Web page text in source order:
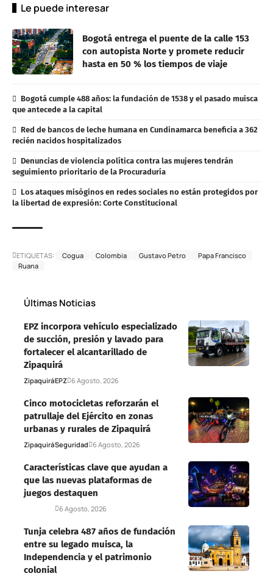
Le puede interesar
Bogotá entrega el puente de la calle 153
con autopista Norte y promete reducir
hasta en 50 % los tiempos de viaje
Bogotá cumple 488 años: la fundación de 1538 y el pasado muisca
que antecede a la capital
Red de bancos de leche humana en Cundinamarca beneficia a 362
recién nacidos hospitalizados
Denuncias de violencia política contra las mujeres tendrán
seguimiento prioritario de la Procuraduría
Los ataques misóginos en redes sociales no están protegidos por
la libertad de expresión: Corte Constitucional
ETIQUETAS: Cogua Colombia Gustavo Petro
Papa Francisco
Ruana
Últimas Noticias
EPZ incorpora vehículo especializado
de succión, presión y lavado para
fortalecer el alcantarillado de
Zipaquirá
ZipaquiráEPZ 6 Agosto, 2026
Cinco motocicletas reforzarán el
patrullaje del Ejército en zonas
urbanas y rurales de Zipaquirá
ZipaquiráSeguridad 6 Agosto, 2026
Características clave que ayudan a
que las nuevas plataformas de
juegos destaquen
6 Agosto, 2026
Tunja celebra 487 años de fundación
entre su legado muisca, la
Independencia y el patrimonio
colonial